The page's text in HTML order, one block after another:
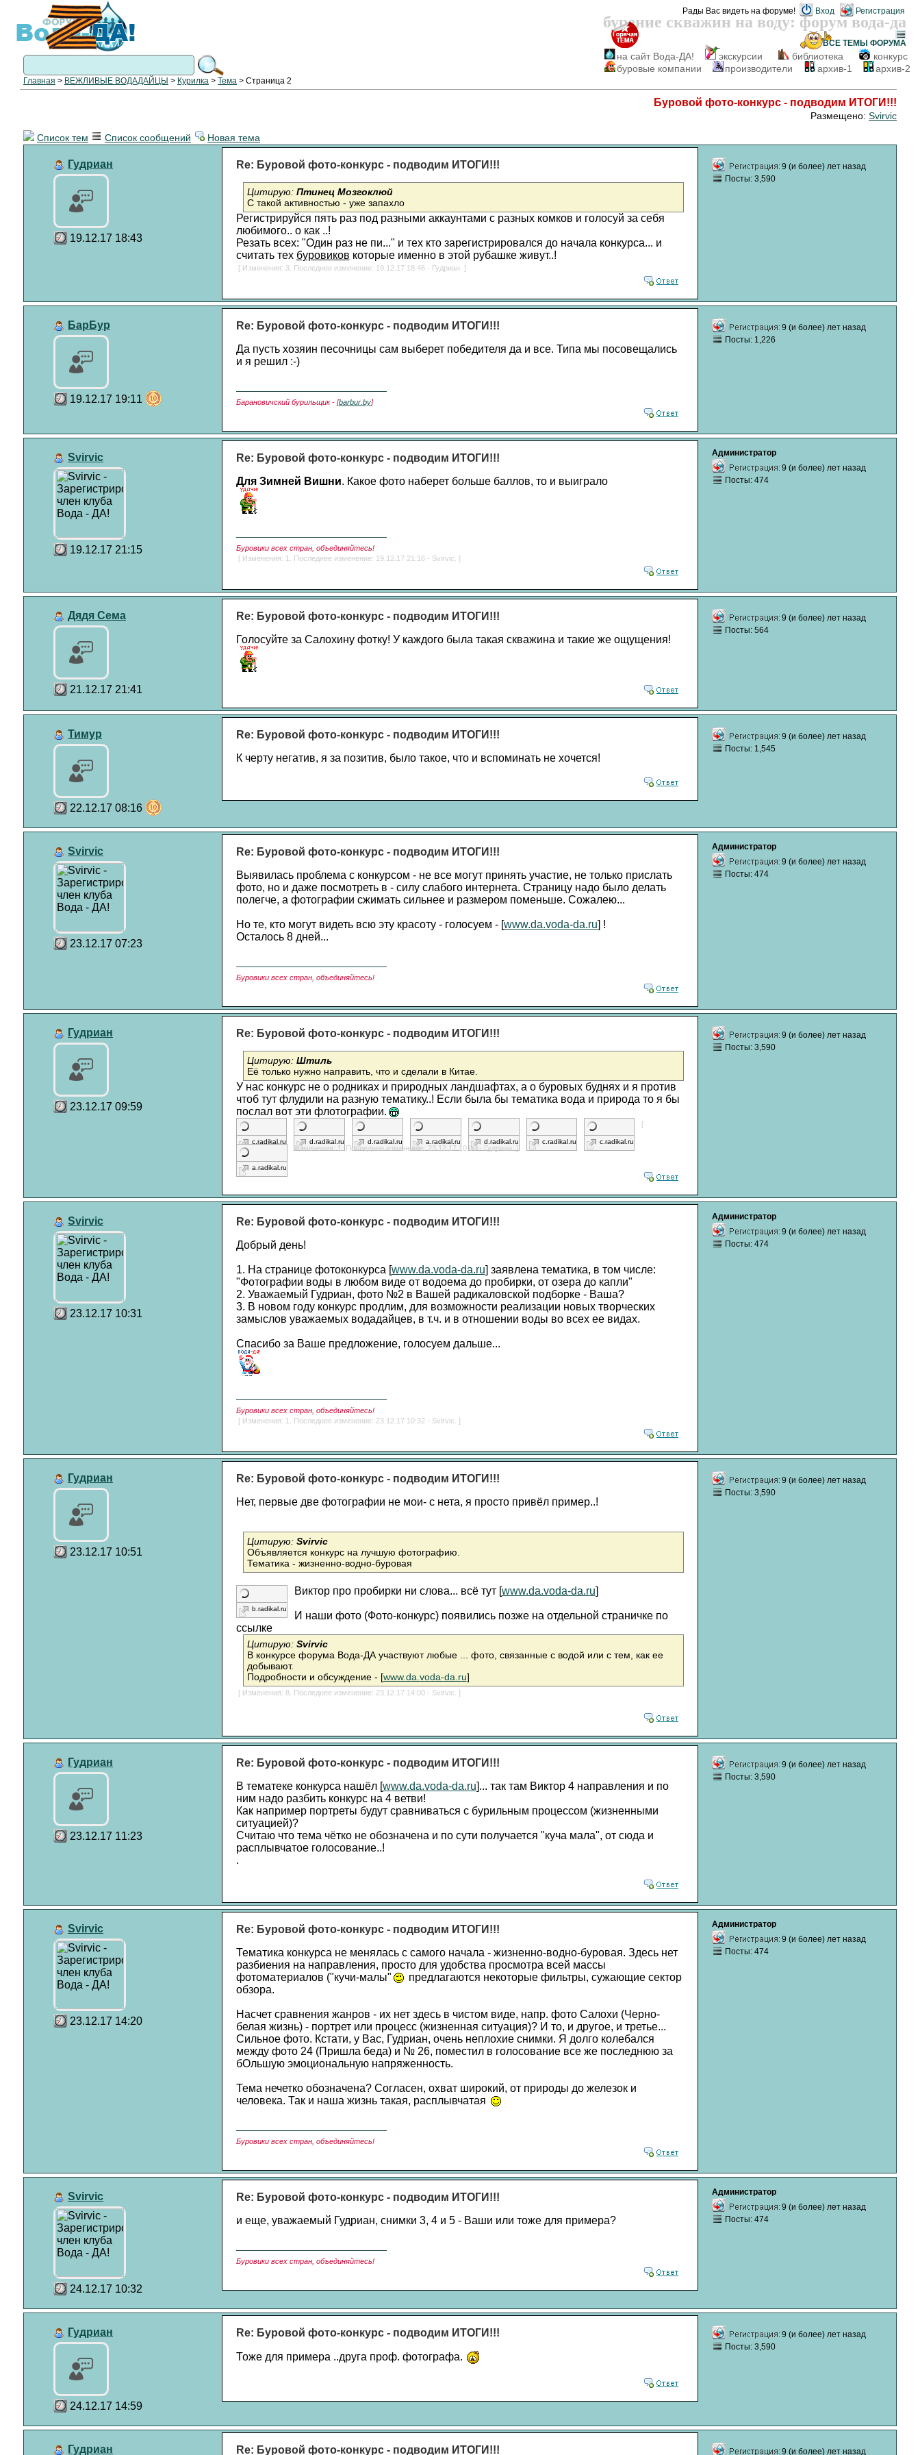
бурение скважин на воду: форум вода-да
Рады Вас видеть на форуме! Вход Регистрация
на сайт Вода-ДА! экскурсии библиотека
конкурс
буровые компании
производители архив-1 архив-2
ВСЕ ТЕМЫ ФОРУМА
Главная > ВЕЖЛИВЫЕ ВОДАДАЙЦЫ > Курилка > Тема > Страница 2
Буровой фото-конкурс - подводим ИТОГИ!!!
Размещено: Svirvic
Список тем
Список сообщений Новая тема
Гудриан
19.12.17 18:43
Re: Буровой фото-конкурс - подводим ИТОГИ!!!
Цитирую: Птинец Мозгоклюй
С такой активностью - уже запахло
Регистрируйся пять раз под разными аккаунтами с разных комков и голосуй за себя
любимого.. о как ..!
Резать всех: "Один раз не пи..." и тех кто зарегистрировался до начала конкурса... и
считать тех буровиков которые именно в этой рубашке живут..!
[ Изменения: 3. Последнее изменение: 19.12.17 18:46 - Гудриан. ]
9 (и более) лет назад
Посты: 3,590
БарБур
19.12.17 19:11
Re: Буровой фото-конкурс - подводим ИТОГИ!!!
Да пусть хозяин песочницы сам выберет победителя да и все. Типа мы посовещались
и я решил :-)
Барановичский бурильщик - [barbur.by]
9 (и более) лет назад
Посты: 1,226
Svirvic
19.12.17 21:15
Re: Буровой фото-конкурс - подводим ИТОГИ!!!
Для Зимней Вишни. Какое фото наберет больше баллов, то и выиграло
Буровики всех стран, объединяйтесь!
[ Изменения: 1. Последнее изменение: 19.12.17 21:16 - Svirvic. ]
Администратор
9 (и более) лет назад
Посты: 474
Дядя Сема
21.12.17 21:41
Re: Буровой фото-конкурс - подводим ИТОГИ!!!
Голосуйте за Салохину фотку! У каждого была такая скважина и такие же ощущения!
9 (и более) лет назад
Посты: 564
Тимур
22.12.17 08:16
Re: Буровой фото-конкурс - подводим ИТОГИ!!!
К черту негатив, я за позитив, было такое, что и вспоминать не хочется!
9 (и более) лет назад
Посты: 1,545
Svirvic
23.12.17 07:23
Re: Буровой фото-конкурс - подводим ИТОГИ!!!
Выявилась проблема с конкурсом - не все могут принять участие, не только прислать
фото, но и даже посмотреть в - силу слабого интернета. Страницу надо было делать
полегче, а фотографии сжимать сильнее и размером поменьше. Сожалею...
Но те, кто могут видеть всю эту красоту - голосуем - [www.da.voda-da.ru] !
Осталось 8 дней...
Буровики всех стран, объединяйтесь!
Администратор
9 (и более) лет назад
Посты: 474
Гудриан
23.12.17 09:59
Re: Буровой фото-конкурс - подводим ИТОГИ!!!
Цитирую: Штиль
Её только нужно направить, что и сделали в Китае.
У нас конкурс не о родниках и природных ландшафтах, а о буровых буднях и я против
чтоб тут флудили на разную тематику..! Если была бы тематика вода и природа то я бы
послал вот эти флотографии.
c.radikal.ru d.radikal.ru d.radikal.ru a.radikal.ru d.radikal.ru c.radikal.ru c.radikal.ru
a.radikal.ru
[
Изменения: 1. Последнее изменение: 23.12.17 10:00 - Гудриан. ]
9 (и более) лет назад
Посты: 3,590
Svirvic
23.12.17 10:31
Re: Буровой фото-конкурс - подводим ИТОГИ!!!
Добрый день!
1. На странице фотоконкурса [www.da.voda-da.ru] заявлена тематика, в том числе:
"Фотографии воды в любом виде от водоема до пробирки, от озера до капли"
2. Уважаемый Гудриан, фото №2 в Вашей радикаловской подборке - Ваша?
3. В новом году конкурс продлим, для возможности реализации новых творческих
замыслов уважаемых водадайцев, в т.ч. и в отношении воды во всех ее видах.
Спасибо за Ваше предложение, голосуем дальше...
Буровики всех стран, объединяйтесь!
[ Изменения: 1. Последнее изменение: 23.12.17 10:32 - Svirvic. ]
Администратор
9 (и более) лет назад
Посты: 474
Гудриан
23.12.17 10:51
Re: Буровой фото-конкурс - подводим ИТОГИ!!!
Нет, первые две фотографии не мои- с нета, я просто привёл пример..!
Цитирую: Svirvic
Объявляется конкурс на лучшую фотографию.
Тематика - жизненно-водно-буровая
Виктор про пробирки
b.radikal.ru
ни слова... всё тут [www.da.voda-da.ru]
И наши фото (Фото-конкурс) появились позже на отдельной страничке по
ссылке
Цитирую: Svirvic
В конкурсе форума Вода-ДА участвуют любые ... фото, связанные с водой или с тем, как ее
добывают.
Подробности и обсуждение - [www.da.voda-da.ru]
[ Изменения: 8. Последнее изменение: 23.12.17 14:00 - Svirvic. ]
9 (и более) лет назад
Посты: 3,590
Гудриан
23.12.17 11:23
Re: Буровой фото-конкурс - подводим ИТОГИ!!!
В тематеке конкурса нашёл [www.da.voda-da.ru]... так там Виктор 4 направления и по
ним надо разбить конкурс на 4 ветви!
Как например портреты будут сравниваться с бурильным процессом (жизненными
ситуацией)?
Считаю что тема чётко не обозначена и по сути получается "куча мала", от сюда и
расплывчатое голосование..!
.
9 (и более) лет назад
Посты: 3,590
Svirvic
23.12.17 14:20
Re: Буровой фото-конкурс - подводим ИТОГИ!!!
Тематика конкурса не менялась с самого начала - жизненно-водно-буровая. Здесь нет
разбиения на направления, просто для удобства просмотра всей массы
фотоматериалов ("кучи-малы"
предлагаются некоторые фильтры, сужающие сектор
обзора.
Насчет сравнения жанров - их нет здесь в чистом виде, напр. фото Салохи (Черно-
белая жизнь) - портрет или процесс (жизненная ситуация)? И то, и другое, и третье...
Сильное фото. Кстати, у Вас, Гудриан, очень неплохие снимки. Я долго колебался
между фото 24 (Пришла беда) и № 26, поместил в голосование все же последнюю за
бОльшую эмоциональную напряженность.
Тема нечетко обозначена? Согласен, охват широкий, от природы до железок и
человека. Так и наша жизнь такая, расплывчатая
Буровики всех стран, объединяйтесь!
Администратор
9 (и более) лет назад
Посты: 474
Svirvic
24.12.17 10:32
Re: Буровой фото-конкурс - подводим ИТОГИ!!!
и еще, уважаемый Гудриан, снимки 3, 4 и 5 - Ваши или тоже для примера?
Буровики всех стран, объединяйтесь!
Администратор
9 (и более) лет назад
Посты: 474
Гудриан
24.12.17 14:59
Re: Буровой фото-конкурс - подводим ИТОГИ!!!
Тоже для примера ..друга проф. фотографа.
9 (и более) лет назад
Посты: 3,590
Гудриан Re: Буровой фото-конкурс - подводим ИТОГИ!!! 9 (и более) лет назад